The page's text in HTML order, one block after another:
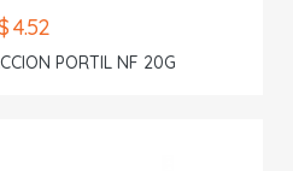
4.52
PORTIL NF 20G